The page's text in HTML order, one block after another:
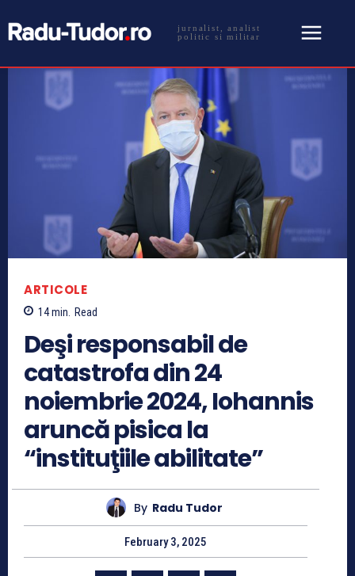
jurnalist, analist
politic si militar
ARTICOLE
14min. Read
Deşi responsabil de
catastrofa din 24
noiembrie 2024, Iohannis
aruncă pisica la
“instituţiile abilitate”
By Radu Tudor
February 3, 2025